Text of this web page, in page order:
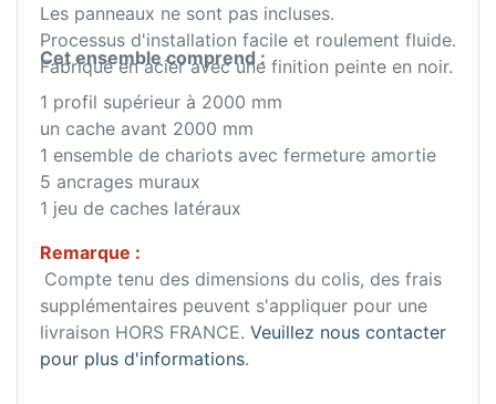
Les panneaux ne sont pas incluses.
Processus d'installation facile et roulement fluide.
Fabriqué en acier avec une finition peinte en noir.
Cet ensemble comprend :
1 profil supérieur à 2000 mm
un cache avant 2000 mm
1 ensemble de chariots avec fermeture amortie
5 ancrages muraux
1 jeu de caches latéraux
Remarque :
Compte tenu des dimensions du colis, des frais
supplémentaires peuvent s'appliquer pour une
livraison HORS FRANCE. Veuillez nous contacter
pour plus d'informations.